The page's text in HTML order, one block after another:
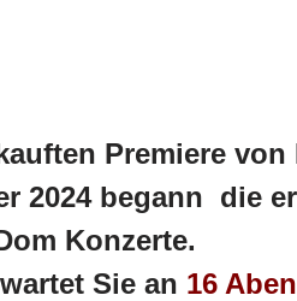
Premiere von
2024 begann die
Konzerte.
Sie an 16